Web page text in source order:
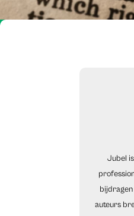
Jubel
bijdragen
auteurs